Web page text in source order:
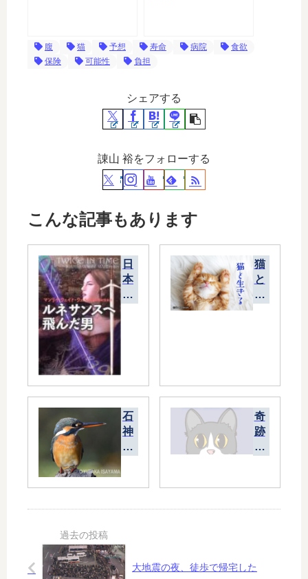
腹 猫 予想 寿命 病院
食欲
保険
可能性 負担
シェアする
諌山 裕をフォローする
こんな記事もあります
日
本
製
と
陰
猫
と
生
石
神
井
の
カ
ミ
奇
跡
は
な
か
…
大地震の夜、徒歩で帰宅した